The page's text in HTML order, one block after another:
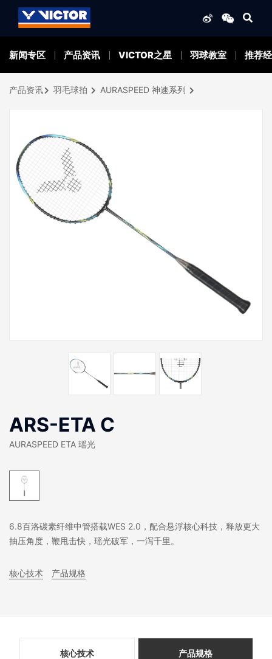
新闻专区 产品资讯 VICTOR之星 羽球教室 推荐
产品资讯 羽毛球拍 AURASPEED 神速系列
ARS-ETA C
AURASPEED ETA 瑶光
6.8百洛碳素纤维中管搭载WES 2.0，配合悬浮核心科技，释放更大
抽压角度，鞭甩击快，瑶光破军，一泻千里。
核心技术 产品规格
核心技术 产品规格